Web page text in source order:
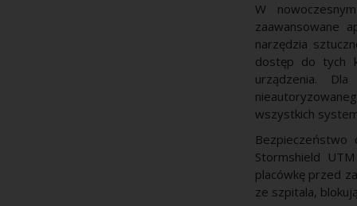
W
zaawansowane
narzędzia
dostęp do tych
urządzenia.
wszystkich
Bezpieczeństwo
Stormshield
placówkę przed
ze szpitala,